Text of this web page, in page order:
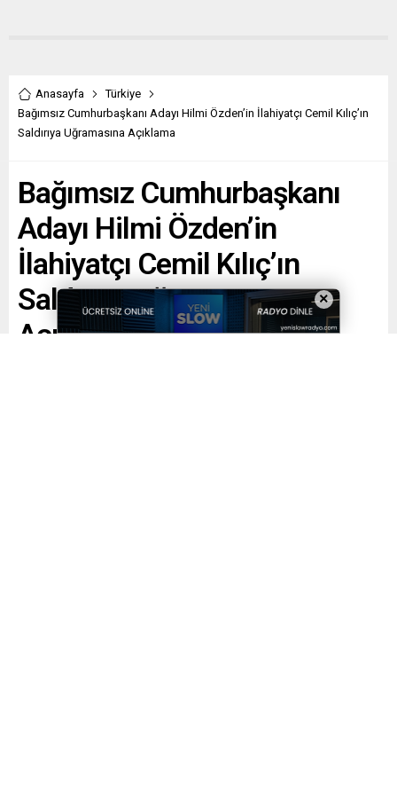
Anasayfa
Türkiye
Bağımsız Cumhurbaşkanı Adayı Hilmi Özden’in İlahiyatçı Cemil Kılıç’ın
Saldırıya Uğramasına Açıklama
Bağımsız Cumhurbaşkanı
Adayı Hilmi Özden’in
İlahiyatçı Cemil Kılıç’ın
Saldırıya Uğramasına
Açıklama
×